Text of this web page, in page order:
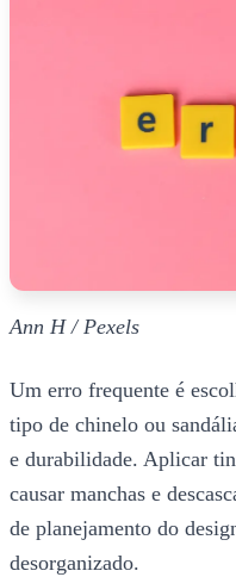
Ann H / Pexels
Um erro frequente é
tipo de chinelo ou
e durabilidade. Aplicar
causar manchas e
de planejamento do
desorganizado.